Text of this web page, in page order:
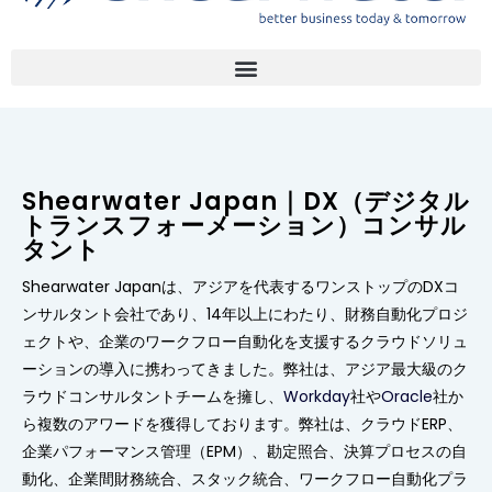
Shearwater Japan｜DX（デジタル
トランスフォーメーション）コンサル
タント
Shearwater Japanは、アジアを代表するワンストップのDXコ
ンサルタント会社であり、14年以上にわたり、財務自動化プロジ
ェクトや、企業のワークフロー自動化を支援するクラウドソリュ
ーションの導入に携わってきました。弊社は、アジア最大級のク
ラウドコンサルタントチームを擁し、 Workday社やOracle社か
ら複数のアワードを獲得しております。弊社は、クラウドERP、
企業パフォーマンス管理（EPM）、勘定照合、決算プロセスの自
動化、企業間財務統合、スタック統合、ワークフロー自動化プラ